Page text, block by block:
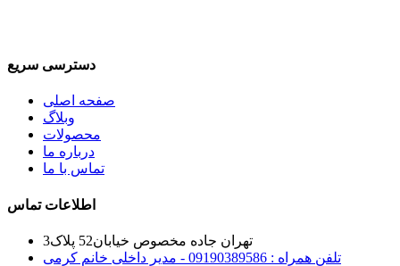
دسترسی سریع
صفحه اصلی
وبلاگ
محصولات
درباره ما
تماس با ما
اطلاعات تماس
تهران جاده مخصوص خیابان52 پلاک3
تلفن همراه : 09190389586 - مدیر داخلی خانم کرمی